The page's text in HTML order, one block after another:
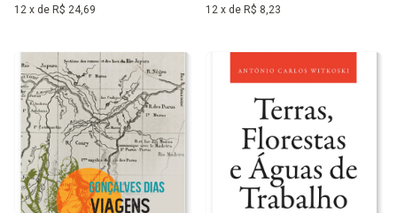
12 x de R$ 24,69 12 x de R$ 8,23